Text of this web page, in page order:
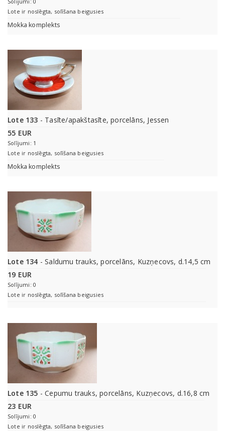
Lote ir noslēgta, solīšana beigusies
Mokka komplekts
Lote 133 - Tasīte/apakštasīte, porcelāns, Jessen
55 EUR
Solījumi: 1
Lote ir noslēgta, solīšana beigusies
Mokka komplekts
Lote 134 - Saldumu trauks, porcelāns, Kuzņecovs, d.14,5 cm
19 EUR
Solījumi: 0
Lote ir noslēgta, solīšana beigusies
Lote 135 - Cepumu trauks, porcelāns, Kuzņecovs, d.16,8 cm
23 EUR
Solījumi: 0
Lote ir noslēgta, solīšana beigusies